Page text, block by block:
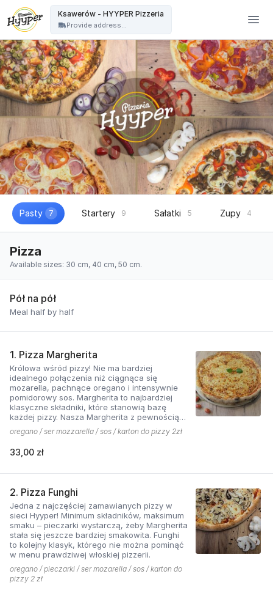
Ksawerów - HYYPER Pizzeria
Provide address...
Pasty 7 Startery 9 Sałatki 5 Zupy 4
Pizza
Available sizes: 30 cm, 40 cm, 50 cm.
Pół na pół
Meal half by half
1. Pizza Margherita
Królowa wśród pizzy! Nie ma bardziej
idealnego połączenia niż ciągnąca się
mozarella, pachnące oregano i intensywnie
pomidorowy sos. Margherita to najbardziej
klasyczne składniki, które stanowią bazę
każdej pizzy. Nasza Margherita z pewnością
nie ma sobie równych w okolicy!
oregano / ser mozzarella / sos / karton do pizzy 2zł
33,00 zł
2. Pizza Funghi
Jedna z najczęściej zamawianych pizzy w
sieci Hyyper! Minimum składników, maksimum
smaku – pieczarki wystarczą, żeby Margherita
stała się jeszcze bardziej smakowita. Funghi
to kolejny klasyk, którego nie można pominąć
w menu prawdziwej włoskiej pizzerii.
oregano / pieczarki / ser mozarella / sos / karton do
pizzy 2 zł